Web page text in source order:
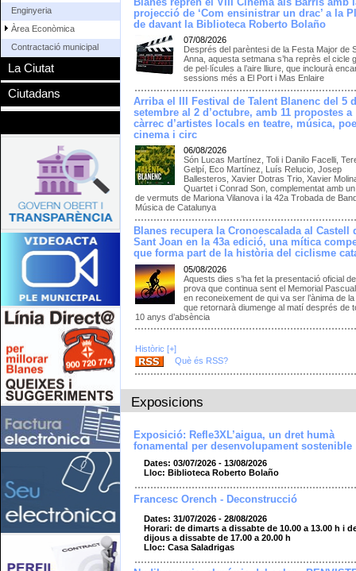
Enginyeria
Àrea Econòmica
Contractació municipal
La Ciutat
Ciutadans
Blanes reprèn el VIII Cinema als Barris amb
projecció de ‘Com ensinistrar un drac’ a la
de davant la Biblioteca Roberto Bolaño
07/08/2026
Després del parèntesi de la Festa Major de
Anna, aquesta setmana s’ha reprès el cicle
de pel·lícules a l’aire lliure, que inclourà
sessions més a El Port i Mas Enlaire
Arriba el III Festival de Talent Blanenc del 5
setembre al 2 d’octubre, amb 11 propostes a
càrrec d’artistes locals en teatre, música,
cinema i circ
06/08/2026
Són Lucas Martínez, Toli i Danilo Facelli,
Gelpí, Eco Martínez, Luís Relucio, Josep
Ballesteros, Xavier Dotras Trio, Xavier
Quartet i Conrad Son, complementat amb
de vermuts de Mariona Vilanova i la 42a Trobada de
Música de Catalunya
Blanes recupera la Cronoescalada al Castell
Sant Joan en la 43a edició, una mítica
que forma part de la història del ciclisme
05/08/2026
Aquests dies s’ha fet la presentació oficial
prova que continua sent el Memorial
en reconeixement de qui va ser l’ànima de
que retornarà diumenge al matí després de
10 anys d’absència
Històric [+]
Què és RSS?
Exposicions
Exposició: Refle3XL’aigua, un dret humà
fonamental per desenvolupament sostenible
Dates: 03/07/2026 - 13/08/2026
Lloc: Biblioteca Roberto Bolaño
Francesc Orench - Deconstrucció
Dates: 31/07/2026 - 28/08/2026
Horari: de dimarts a dissabte de 10.00 a 13.00 h i
dijous a dissabte de 17.00 a 20.00 h
Lloc: Casa Saladrigas